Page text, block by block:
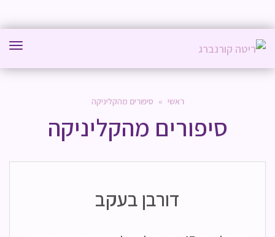
ראשי » סיפורים מהקליניקה
סיפורים מהקליניקה
דורבן בעקב